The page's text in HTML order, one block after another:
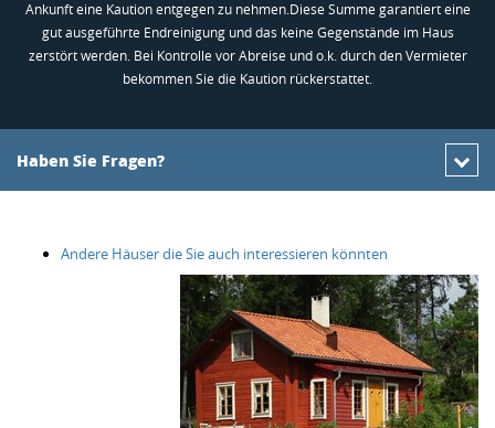
Ankunft eine Kaution entgegen zu nehmen.Diese Summe garantiert eine
gut ausgeführte Endreinigung und das keine Gegenstände im Haus
zerstört werden. Bei Kontrolle vor Abreise und o.k. durch den Vermieter
bekommen Sie die Kaution rückerstattet.
Haben Sie Fragen?
Andere Häuser die Sie auch interessieren könnten